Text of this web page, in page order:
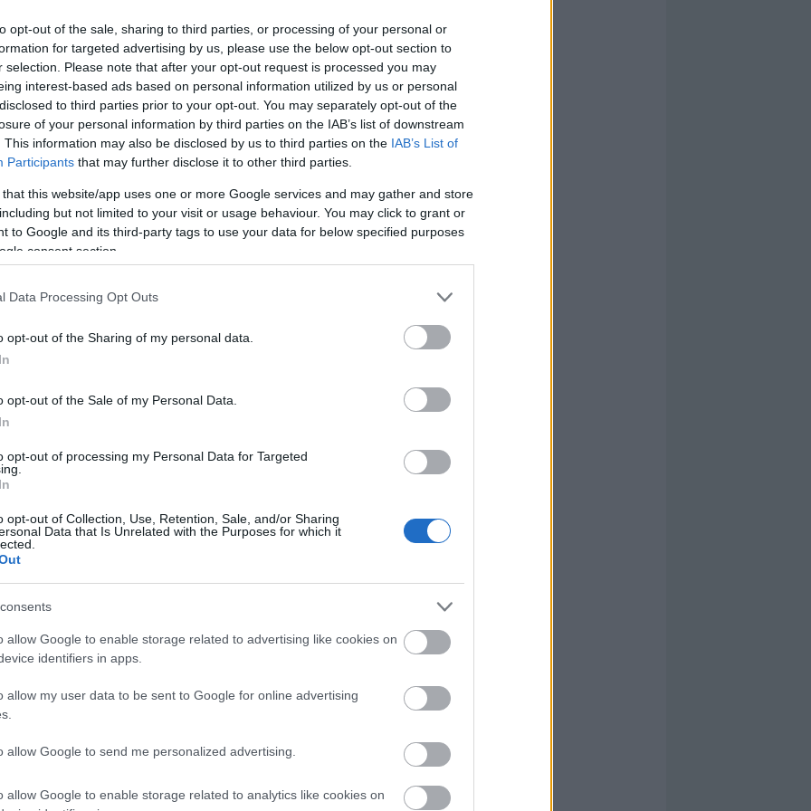
opt-out of the sale, sharing to third parties, or processing of your personal or
for targeted advertising by us, please use the below opt-out section to
selection. Please note that after your opt-out request is processed you may
interest-based ads based on personal information utilized by us or personal
to third parties prior to your opt-out. You may separately opt-out of the
of your personal information by third parties on the IAB’s list of downstream
This information may also be disclosed by us to third parties on the IAB’s List of
Participants that may further disclose it to other third parties.
that this website/app uses one or more Google services and may gather and store
but not limited to your visit or usage behaviour. You may click to grant or
to Google and its third-party tags to use your data for below specified purposes
consent section.
Data Processing Opt Outs
opt-out of the Sharing of my personal data.
opt-out of the Sale of my Personal Data.
opt-out of processing my Personal Data for Targeted
opt-out of Collection, Use, Retention, Sale, and/or Sharing
Data that Is Unrelated with the Purposes for which it
allow Google to enable storage related to advertising like cookies on
identifiers in apps.
allow my user data to be sent to Google for online advertising
allow Google to send me personalized advertising.
allow Google to enable storage related to analytics like cookies on
llena de contratiempos en forma de lesiones,
o Unai Gómez. Además, los resultados no han
Álex Berenguer(6.3 millones) será un
la baja de Sancet.
Asia y en el Joan Gamper mostró su potencial con
Como. Lamine Yamal llega al inicio del
al igual que
y apunta a ser titular en el debut liguero en
Dani Olmo.
recobrará galones esta temporada tras la
más dinamita para el ataque del Atleti
de Madrid ha pagado más de 20 millones de euros
para hacerse con los servicios de Giacomo
¿Cómo encajará el italiano en el equipo rojiblanco?
por la lesión sufrida por Isco en el último
el bronco partido ante el Como, con pelea de por
han evidenciado que les faltan refuerzos, sobre
será baja para el debut liguero.
han jugado bastante y apuntan a comenzar